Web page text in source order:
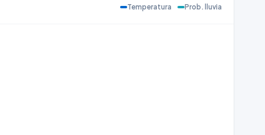
Temperatura Prob. lluvia